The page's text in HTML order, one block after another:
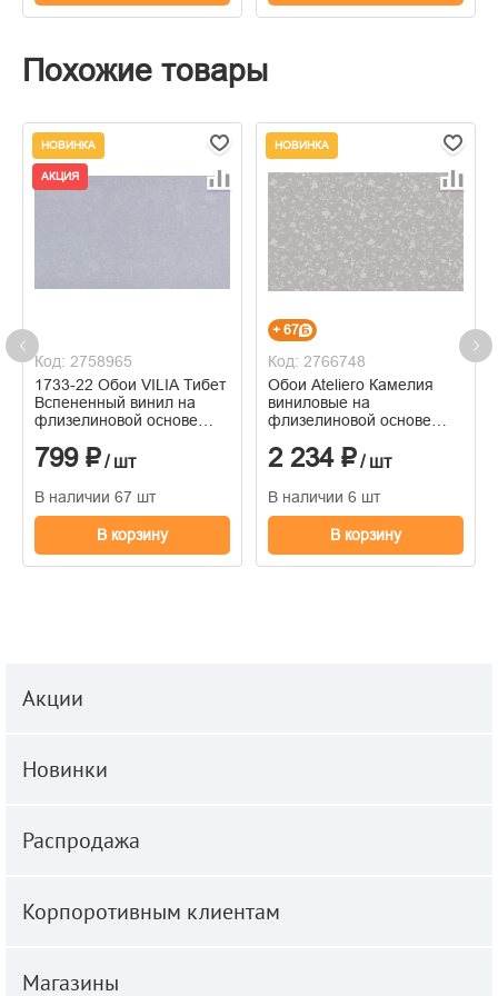
Похожие товары
НОВИНКА
АКЦИЯ
Код: 2758965
1733-22 Обои VILIA Тибет
Вспененный винил на
флизелиновой основе
799 ₽/ шт
В наличии 67 шт
В корзину
НОВИНКА
+ 67
Код: 2766748
Обои Ateliero Камелия
виниловые на
флизелиновой основе
1,06м*10м
2 234 ₽/ шт
В наличии 6 шт
В корзину
Акции
Новинки
Распродажа
Корпоротивным клиентам
Магазины